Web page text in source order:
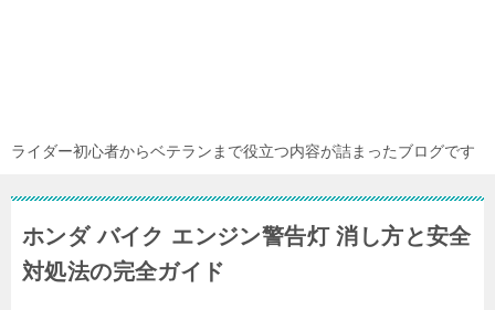
ライダー初心者からベテランまで役立つ内容が詰まったブログです
ホンダ バイク エンジン警告灯 消し方と安全
対処法の完全ガイド